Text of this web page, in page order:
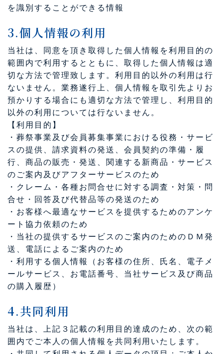
を識別することができる情報
3.個人情報の利用
当社は、同意を頂き取得した個人情報を利用目的の
範囲内で利用するとともに、取得した個人情報は適
切な方法で管理致します。利用目的以外の利用は行
ないません。業務遂行上、個人情報を取引先よりお
預かりする場合にも適切な方法で管理し、利用目的
以外の利用については行ないません。
【利用目的】
・葬祭事業及び会員募集事業における役務・サービ
スの提供、請求資料の発送、会員契約の準備・履
行、商品の販売・発送、関連する新商品・サービス
のご案内及びアフターサービスのため
・クレーム・各種お問合せに対する調査・対策・問
合せ・回答及び代替品等の発送のため
・お客様へ最適なサービスを提供するためのアンケ
ート協力依頼のため
・当社の提供するサービスのご案内のためのＤＭ発
送、電話によるご案内のため
・利用する個人情報（お客様の住所、氏名、電子メ
ールサービス、お電話番号、当社サービス及び商品
の購入履歴）
4.共同利用
当社は、上記３記載の利用目的達成のため、次の範
囲内でご本人の個人情報を共同利用いたします。